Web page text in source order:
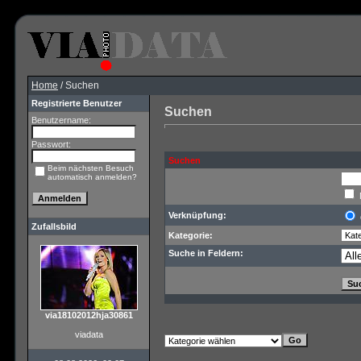
Home / Suchen
Registrierte Benutzer
Benutzername:
Passwort:
Beim nächsten Besuch
automatisch anmelden?
Zufallsbild
via18102012hja30861
viadata
Suchen
Suchen
Verknüpfung:
Kategorie:
Suche in Feldern: